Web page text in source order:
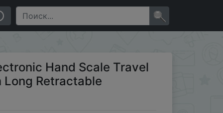
Tape
Hand Scale Travel
Retractable